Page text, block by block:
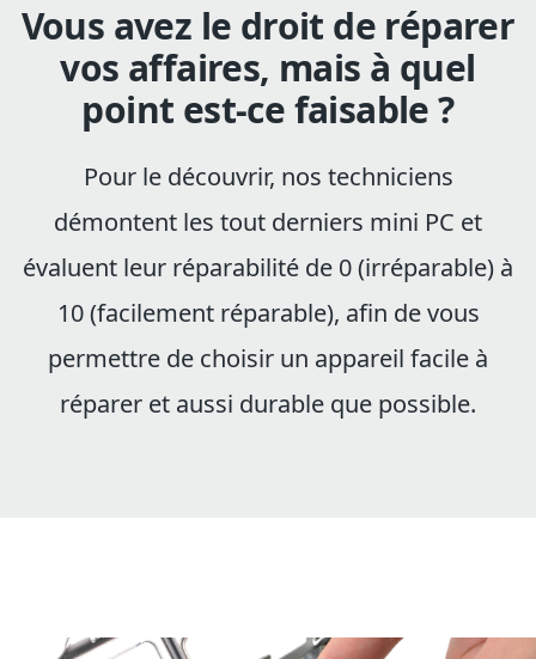
Vous avez le droit de réparer
vos affaires, mais à quel
point est-ce faisable ?
Pour le découvrir, nos techniciens
démontent les tout derniers mini PC et
évaluent leur réparabilité de 0 (irréparable) à
10 (facilement réparable), afin de vous
permettre de choisir un appareil facile à
réparer et aussi durable que possible.